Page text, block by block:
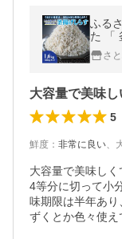
ふる
た 「
さ
大容量で美味し
5
鮮度 ： 非常に良い、
大容量で美味し
4等分に切って小
味期限は半年あ
ずくとか色々使え